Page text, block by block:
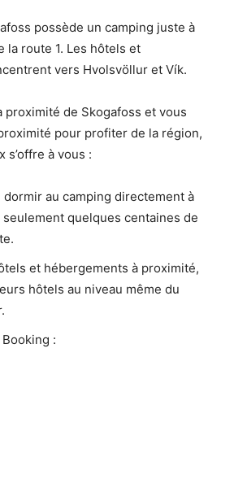
possède un camping juste à
la route 1. Les hôtels et
vers Hvolsvöllur et Vík.
proximité de Skogafoss et vous
pour profiter de la région,
s’offre à vous :
au camping directement à
seulement quelques centaines de
et hébergements à proximité,
hôtels au niveau même du
: